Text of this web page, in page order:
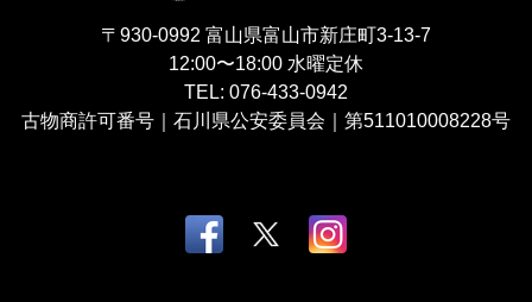
〒930-0992 富山県富山市新庄町3-13-7
12:00〜18:00 水曜定休
TEL: 076-433-0942
古物商許可番号｜石川県公安委員会｜第511010008228号